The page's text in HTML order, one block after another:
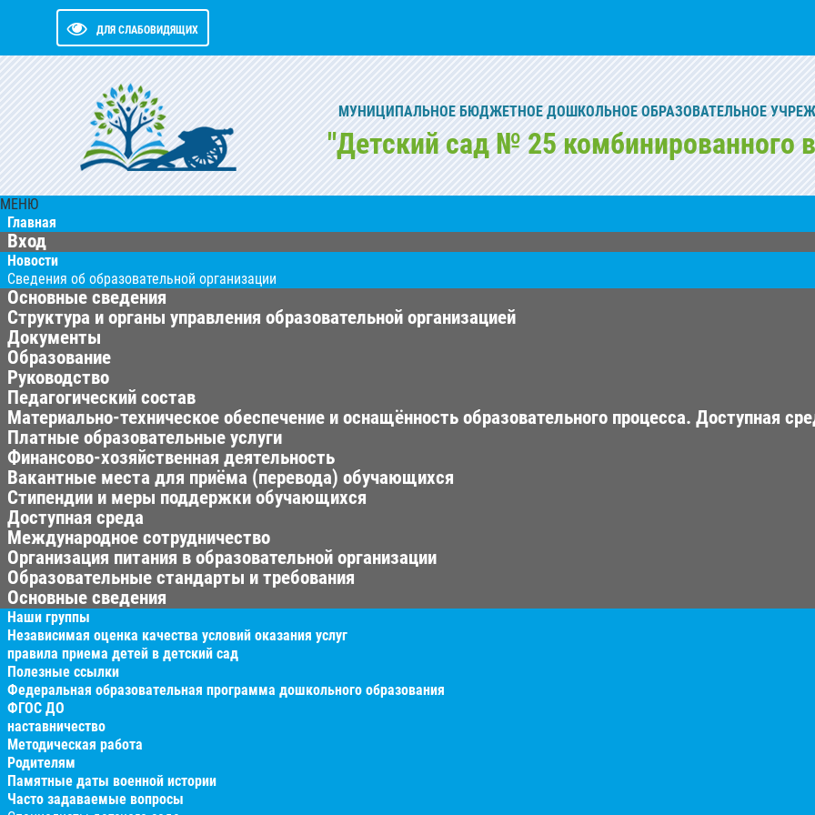
ДЛЯ СЛАБОВИДЯЩИХ
МУНИЦИПАЛЬНОЕ БЮДЖЕТНОЕ ДОШКОЛЬНОЕ ОБРАЗОВАТЕЛЬНОЕ
"Детский сад № 25 комбинированного
МЕНЮ
Главная
Вход
Новости
Сведения об образовательной организации
Основные сведения
Структура и органы управления образовательной организацией
Документы
Образование
Руководство
Педагогический состав
Материально-техническое обеспечение и оснащённость образовательного процесса. Доступная
Платные образовательные услуги
Финансово-хозяйственная деятельность
Вакантные места для приёма (перевода) обучающихся
Стипендии и меры поддержки обучающихся
Доступная среда
Международное сотрудничество
Организация питания в образовательной организации
Образовательные стандарты и требования
Основные сведения
Наши группы
Независимая оценка качества условий оказания услуг
правила приема детей в детский сад
Полезные ссылки
Федеральная образовательная программа дошкольного образования
ФГОС ДО
наставничество
Методическая работа
Родителям
Памятные даты военной истории
Часто задаваемые вопросы